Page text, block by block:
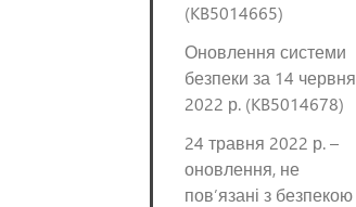
(KB5014665)
Оновлення системи
безпеки за 14 червня
2022 р. (KB5014678)
24 травня 2022 р. –
оновлення, не
пов’язані з безпекою